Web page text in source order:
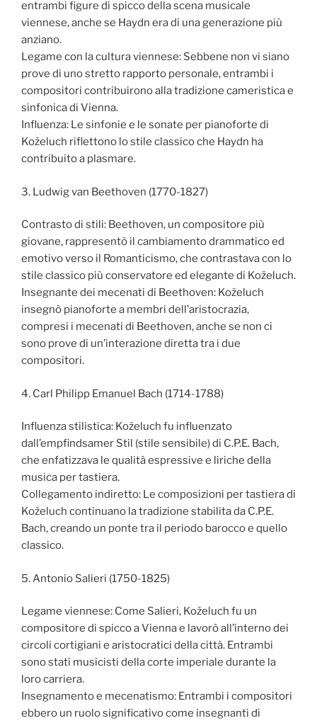
entrambi figure di spicco della scena musicale
viennese, anche se Haydn era di una generazione più
anziano.
Legame con la cultura viennese: Sebbene non vi siano
prove di uno stretto rapporto personale, entrambi i
compositori contribuirono alla tradizione cameristica e
sinfonica di Vienna.
Influenza: Le sinfonie e le sonate per pianoforte di
Koželuch riflettono lo stile classico che Haydn ha
contribuito a plasmare.
3. Ludwig van Beethoven (1770-1827)
Contrasto di stili: Beethoven, un compositore più
giovane, rappresentò il cambiamento drammatico ed
emotivo verso il Romanticismo, che contrastava con lo
stile classico più conservatore ed elegante di Koželuch.
Insegnante dei mecenati di Beethoven: Koželuch
insegnò pianoforte a membri dell’aristocrazia,
compresi i mecenati di Beethoven, anche se non ci
sono prove di un’interazione diretta tra i due
compositori.
4. Carl Philipp Emanuel Bach (1714-1788)
Influenza stilistica: Koželuch fu influenzato
dall’empfindsamer Stil (stile sensibile) di C.P.E. Bach,
che enfatizzava le qualità espressive e liriche della
musica per tastiera.
Collegamento indiretto: Le composizioni per tastiera di
Koželuch continuano la tradizione stabilita da C.P.E.
Bach, creando un ponte tra il periodo barocco e quello
classico.
5. Antonio Salieri (1750-1825)
Legame viennese: Come Salieri, Koželuch fu un
compositore di spicco a Vienna e lavorò all’interno dei
circoli cortigiani e aristocratici della città. Entrambi
sono stati musicisti della corte imperiale durante la
loro carriera.
Insegnamento e mecenatismo: Entrambi i compositori
ebbero un ruolo significativo come insegnanti di